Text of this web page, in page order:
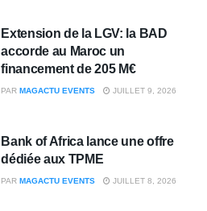
Extension de la LGV: la BAD
accorde au Maroc un
financement de 205 M€
PAR MAGACTU EVENTS JUILLET 9, 2026
Bank of Africa lance une offre
dédiée aux TPME
PAR MAGACTU EVENTS JUILLET 8, 2026